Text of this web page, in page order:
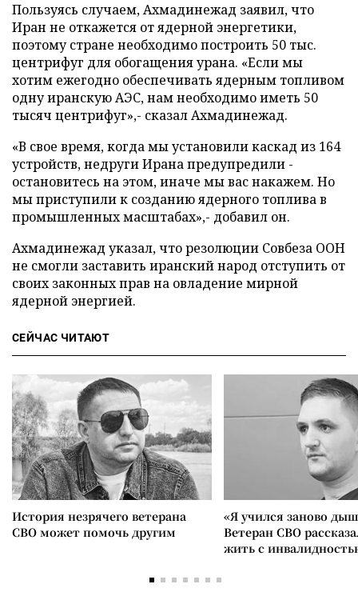
Пользуясь случаем, Ахмадинежад заявил, что
Иран не откажется от ядерной энергетики,
поэтому стране необходимо построить 50 тыс.
центрифуг для обогащения урана. «Если мы
хотим ежегодно обеспечивать ядерным топливом
одну иранскую АЭС, нам необходимо иметь 50
тысяч центрифуг»,- сказал Ахмадинежад.
«В свое время, когда мы установили каскад из 164
устройств, недруги Ирана предупредили -
остановитесь на этом, иначе мы вас накажем. Но
мы приступили к созданию ядерного топлива в
промышленных масштабах»,- добавил он.
Ахмадинежад указал, что резолюции Совбеза ООН
не смогли заставить иранский народ отступить от
своих законных прав на овладение мирной
ядерной энергией.
СЕЙЧАС ЧИТАЮТ
История незрячего ветерана
СВО может помочь другим
«Я учился заново
Ветеран СВО
жить с